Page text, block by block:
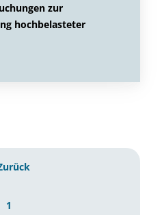
zur
hochbelasteter
1